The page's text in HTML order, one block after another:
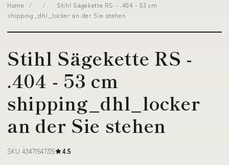
Home / /
Stihl Sägekette RS - .404 - 53 cm
shipping_dhl_locker an der Sie stehen
Stihl Sägekette RS -
.404 - 53 cm
shipping_dhl_locker
an der Sie stehen
SKU 43471547725 4.5